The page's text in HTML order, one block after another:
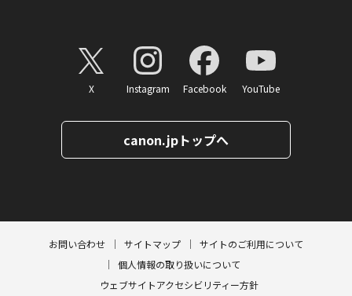
X Instagram Facebook YouTube
canon.jpトップへ
お問い合わせ サイトマップ
サイトのご利用について
個人情報の取り扱いについて
ウェブサイトアクセシビリティー方針